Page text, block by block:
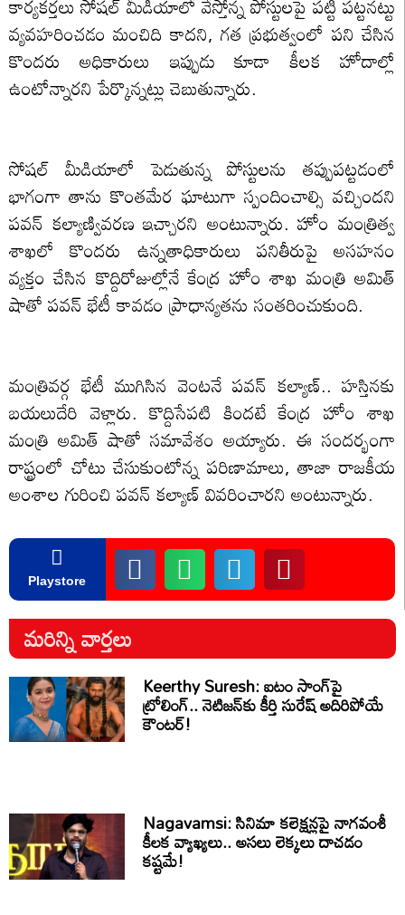
వ్యవహరించడం మంచిది కాదని, గత ప్రభుత్వంలో పని చేసిన
కొందరు అధికారులు ఇప్పుడు కూడా కీలక హోదాల్లో
ఉంటోన్నారని పేర్కొన్నట్లు చెబుతున్నారు.
సోషల్ మీడియాలో పెడుతున్న పోస్టులను తప్పుపట్టడంలో
భాగంగా తాను కొంతమేర ఘాటుగా స్పందించాల్సి వచ్చిందని
పవన్ కల్యాణ్వివరణ ఇచ్చారని అంటున్నారు. హోం మంత్రిత్వ
శాఖలో కొందరు ఉన్నతాధికారులు పనితీరుపై అసహనం
వ్యక్తం చేసిన కొద్దిరోజుల్లోనే కేంద్ర హోం శాఖ మంత్రి అమిత్
షాతో పవన్ భేటీ కావడం ప్రాధాన్యతను సంతరించుకుంది.
మంత్రివర్గ భేటీ ముగిసిన వెంటనే పవన్ కల్యాణ్.. హస్తినకు
బయలుదేరి వెళ్లారు. కొద్దిసేపటి కిందటే కేంద్ర హోం శాఖ
మంత్రి అమిత్ షాతో సమావేశం అయ్యారు. ఈ సందర్భంగా
రాష్ట్రంలో చోటు చేసుకుంటోన్న పరిణామాలు, తాజా రాజకీయ
అంశాల గురించి పవన్ కల్యాణ్ వివరించారని అంటున్నారు.
Playstore
మరిన్ని వార్తలు
Keerthy Suresh: ఐటం సాంగ్‌పై
ట్రోలింగ్.. నెటిజన్‌కు కీర్తి సురేష్ అదిరిపోయే
కౌంటర్!
Nagavamsi: సినిమా కలెక్షన్లపై నాగవంశీ
కీలక వ్యాఖ్యలు.. అసలు లెక్కలు దాచడం
కష్టమే!